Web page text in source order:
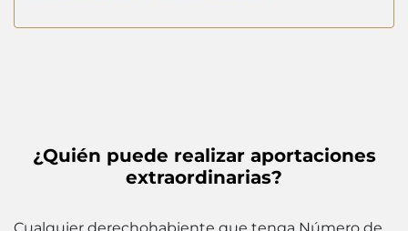
¿Quién puede realizar aportaciones
extraordinarias?